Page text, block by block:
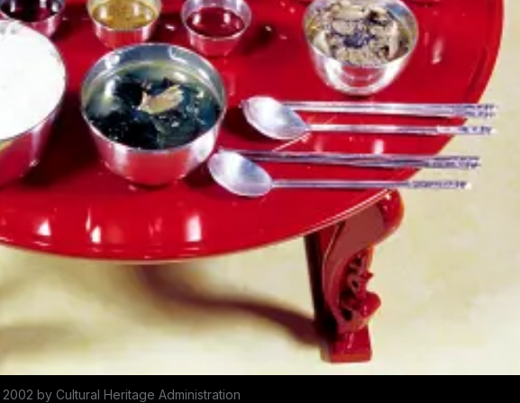
by Cultural Heritage Administration